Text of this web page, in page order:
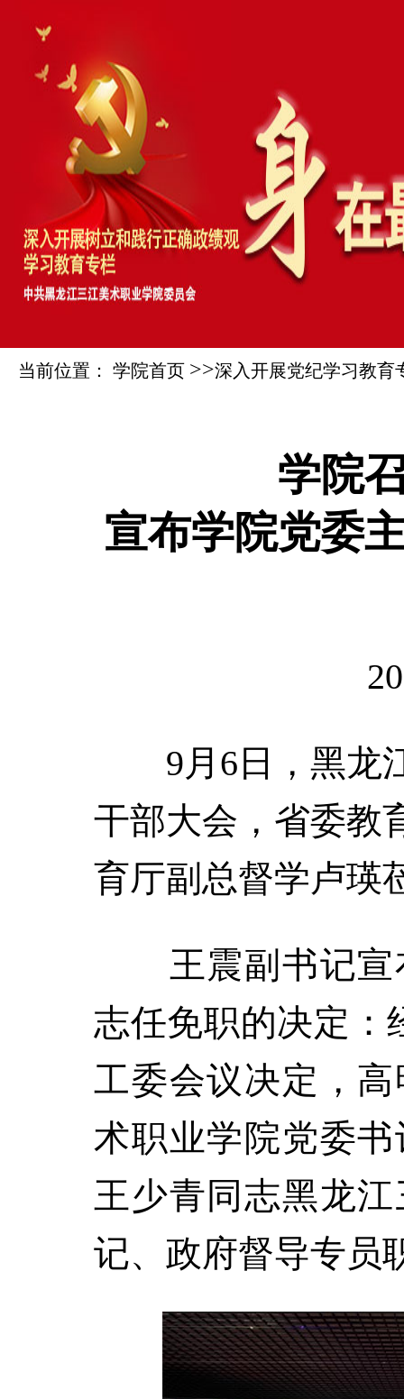
当前位置： 学院首页 >>深入开展党纪学习教育
学院
宣布学院党委
9月6日，黑龙
干部大会，省委教
育厅副总督学卢瑛
王震副书记宣
志任免职的决定：
工委会议决定，
术职业学院党委
王少青同志黑龙
记、政府督导专员